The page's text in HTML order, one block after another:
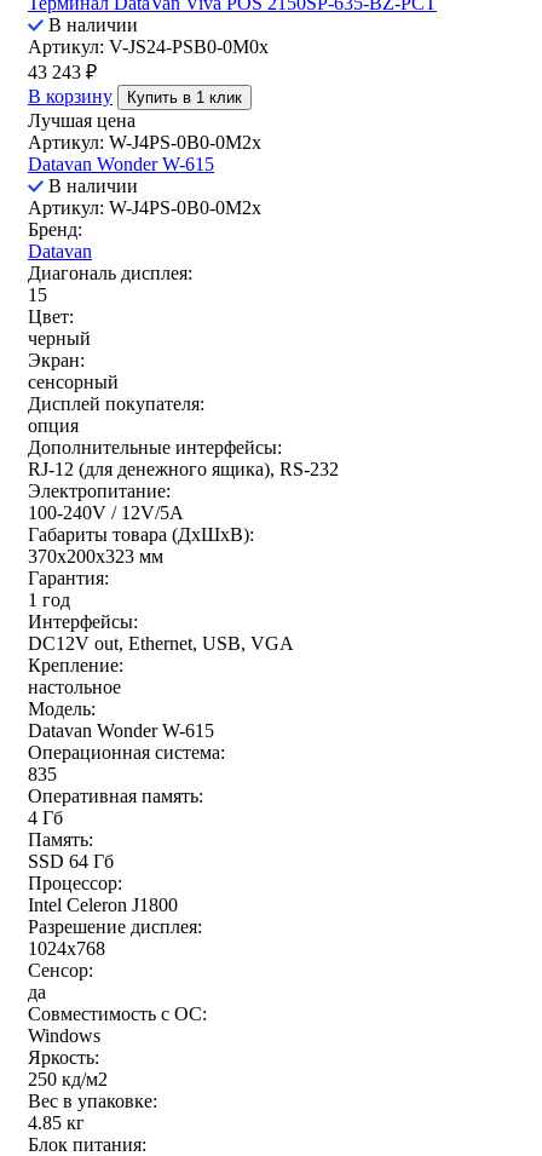
В наличии
Артикул: V-JS24-PSB0-0M0x
43 243 ₽
В корзину
Купить в 1 клик
Лучшая цена
Артикул: W-J4PS-0B0-0M2x
Datavan Wonder W-615
В наличии
Артикул: W-J4PS-0B0-0M2x
Бренд:
Datavan
Диагональ дисплея:
15
Цвет:
черный
Экран:
сенсорный
Дисплей покупателя:
опция
Дополнительные интерфейсы:
RJ-12 (для денежного ящика), RS-232
Электропитание:
100-240V / 12V/5A
Габариты товара (ДxШxВ):
370x200x323 мм
Гарантия:
1 год
Интерфейсы:
DC12V out, Ethernet, USB, VGA
Крепление:
настольное
Модель:
Datavan Wonder W-615
Операционная система:
835
Оперативная память:
4 Гб
Память:
SSD 64 Гб
Процессор:
Intel Celeron J1800
Разрешение дисплея:
1024x768
Сенсор:
да
Совместимость с ОС:
Windows
Яркость:
250 кд/м2
Вес в упаковке:
4.85 кг
Блок питания: